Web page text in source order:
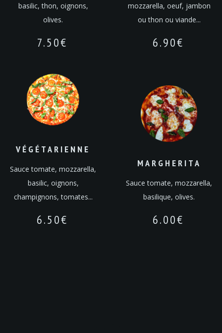
basilic, thon, oignons,
olives.
7.50€
mozzarella, oeuf, jambon
ou thon ou viande...
6.90€
VÉGÉTARIENNE
Sauce tomate, mozzarella,
basilic, oignons,
champignons, tomates...
6.50€
MARGHERITA
Sauce tomate, mozzarella,
basilique, olives.
6.00€